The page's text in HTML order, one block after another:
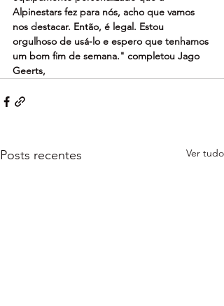
Alpinestars fez para nós, acho que vamos
nos destacar. Então, é legal. Estou
orgulhoso de usá-lo e espero que tenhamos
um bom fim de semana." completou Jago
Geerts,
Posts recentes Ver tudo